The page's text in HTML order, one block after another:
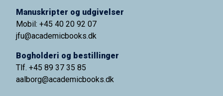
Manuskripter og udgivelser
Mobil: +45 40 20 92 07
jfu@academicbooks.dk
Bogholderi og bestillinger
Tlf. +45 89 37 35 85
aalborg@academicbooks.dk